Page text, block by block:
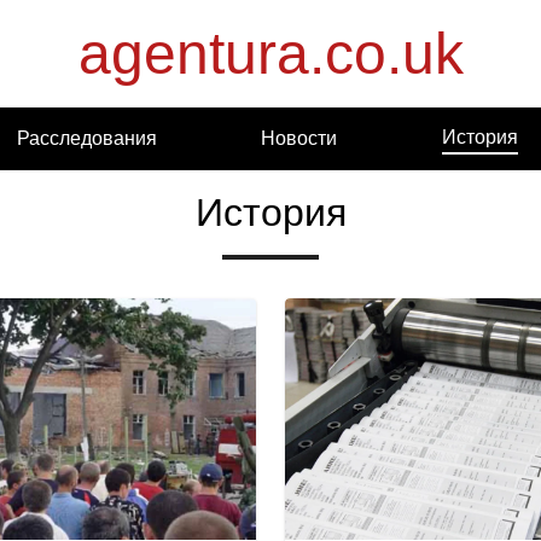
agentura.co.uk
Расследования Новости История
История